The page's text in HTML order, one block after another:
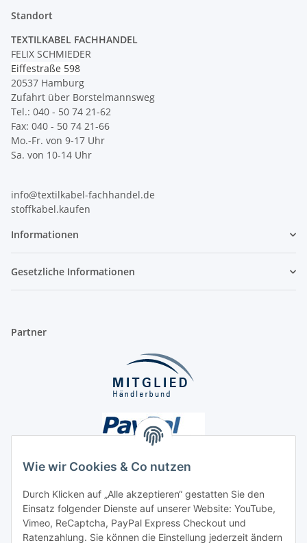
Wie wir Cookies & Co nutzen
Durch Klicken auf „Alle akzeptieren“ gestatten Sie den
Einsatz folgender Dienste auf unserer Website: YouTube,
Vimeo, ReCaptcha, PayPal Express Checkout und
Ratenzahlung. Sie können die Einstellung jederzeit ändern
Standort
TEXTILKABEL FACHHANDEL
FELIX SCHMIEDER
Eiffestraße 598
20537 Hamburg
Zufahrt über Borstelmannsweg
Tel.: 040 - 50 74 21-62
Fax: 040 - 50 74 21-66
Mo.-Fr. von 9-17 Uhr
Sa. von 10-14 Uhr
info@textilkabel-fachhandel.de
stoffkabel.kaufen
Informationen
Gesetzliche Informationen
Partner
Unsere Seiten